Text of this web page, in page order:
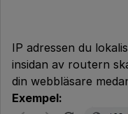
IP adressen du
insidan av routern
din webbläsare
Exempel: